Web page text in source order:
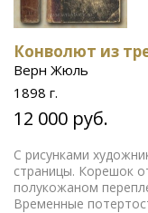
Конволют из
Верн Жюль
1898 г.
12 000 руб.
С рисунками
страницы. Корешок
полукожаном
Временные